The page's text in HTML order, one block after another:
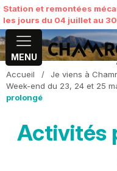
Station et remontées
les jours du 04 juillet au
MENU
Accueil / Je viens à
Week-end du 23, 24 et 25
prolongé
Activités